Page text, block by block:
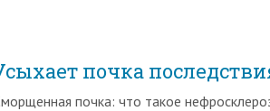
почка
почка: что такое